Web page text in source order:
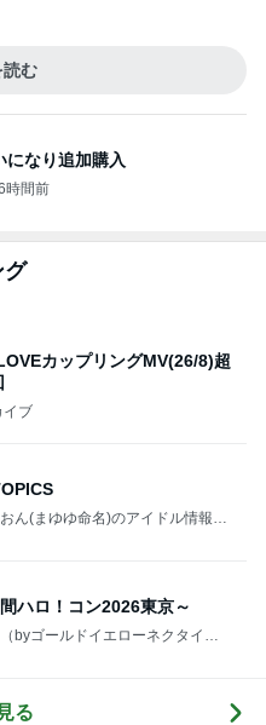
読む
になり追加購入
時間前
グ
カップリングMV(26/8)超
イブ
ん(まゆゆ命名)のアイドル情報ブ
ハロ！コン2026東京～
byゴールドイエローネクタイ）
る